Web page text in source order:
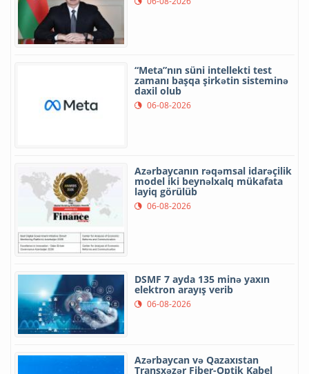
“Meta”nın süni intellekti test
zamanı başqa şirkətin sisteminə
daxil olub
06-08-2026
Azərbaycanın rəqəmsal idarəçilik
model iki beynəlxalq mükafata
layiq görülüb
06-08-2026
DSMF 7 ayda 135 minə yaxın
elektron arayış verib
06-08-2026
Azərbaycan və Qazaxıstan
Transxəzər Fiber-Optik Kabel